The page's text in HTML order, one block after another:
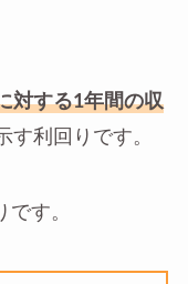
対する1年間の収
す利回りです。
す。